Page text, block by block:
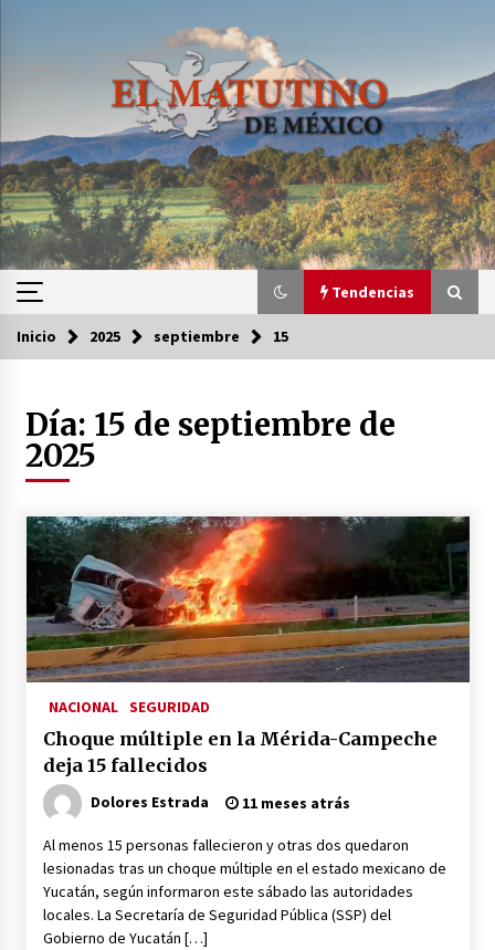
Tendencias
Tendencias
Certificado de Dafne Quintos revela homicidio;
su familia exige justicia
Héctor Díaz-Polanco renuncia a la presidencia
de Morena en la CDMX
3 semanas atrás
SMN alerta por lluvias intensas, granizo y calor
extremo en gran parte de México
3 semanas atrás
en Mérida; incautan 15 autos de lujo
3 semanas atrás
del periodista Josué Martínez
3 semanas atrás
CNTE anuncia paso gratuito en peajes de CDMX
y acciones en 20 estados
Inicio 2025 septiembre 15
Día: 15 de septiembre de
2025
NACIONAL SEGURIDAD
Choque múltiple en la Mérida-Campeche
deja 15 fallecidos
Dolores Estrada 11 meses atrás
Al menos 15 personas fallecieron y otras dos quedaron
lesionadas tras un choque múltiple en el estado mexicano de
Yucatán, según informaron este sábado las autoridades
locales. La Secretaría de Seguridad Pública (SSP) del
Gobierno de Yucatán […]